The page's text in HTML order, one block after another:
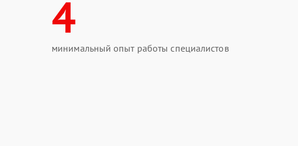
4
минимальный опыт работы специалистов